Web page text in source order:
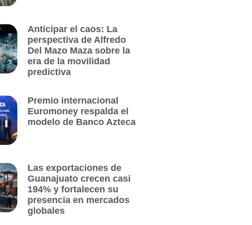
Anticipar el caos: La
perspectiva de Alfredo
Del Mazo Maza sobre la
era de la movilidad
predictiva
Premio internacional
Euromoney respalda el
modelo de Banco Azteca
Las exportaciones de
Guanajuato crecen casi
194% y fortalecen su
presencia en mercados
globales